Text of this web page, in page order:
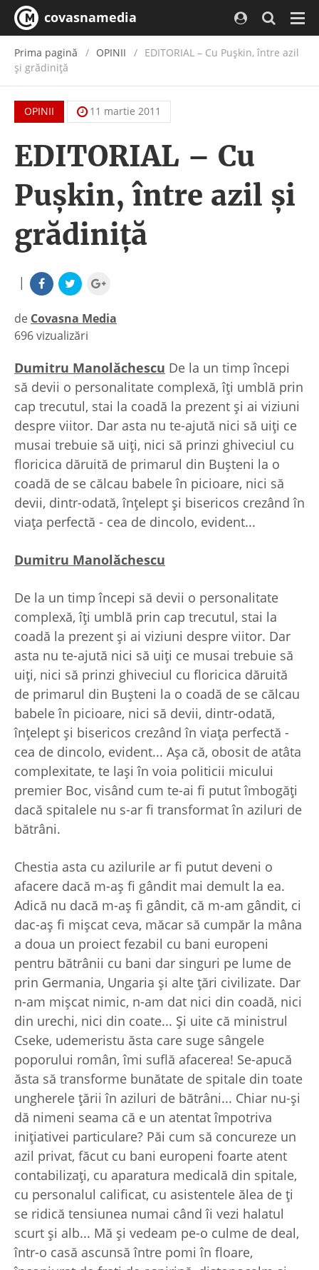
covasnamedia
Prima pagină OPINII
EDITORIAL – Cu Puşkin, între azil
şi grădiniţă
OPINII 11 martie 2011
EDITORIAL – Cu
Puşkin, între azil şi
grădiniţă
|
de Covasna Media
|
696 vizualizări
Dumitru Manolăchescu De la un timp începi
să devii o personalitate complexă, îţi umblă prin
cap trecutul, stai la coadă la prezent şi ai viziuni
despre viitor. Dar asta nu te-ajută nici să uiţi ce
musai trebuie să uiţi, nici să prinzi ghiveciul cu
floricica dăruită de primarul din Buşteni la o
coadă de se călcau babele în picioare, nici să
devii, dintr-odată, înţelept şi bisericos crezând în
viaţa perfectă - cea de dincolo, evident...
Dumitru Manolăchescu
De la un timp începi să devii o personalitate
complexă, îţi umblă prin cap trecutul, stai la
coadă la prezent şi ai viziuni despre viitor. Dar
asta nu te-ajută nici să uiţi ce musai trebuie să
uiţi, nici să prinzi ghiveciul cu floricica dăruită
de primarul din Buşteni la o coadă de se călcau
babele în picioare, nici să devii, dintr-odată,
înţelept şi bisericos crezând în viaţa perfectă -
cea de dincolo, evident... Aşa că, obosit de atâta
complexitate, te laşi în voia politicii micului
premier Boc, visând cum te-ai fi putut îmbogăţi
dacă spitalele nu s-ar fi transformat în aziluri de
bătrâni.
Chestia asta cu azilurile ar fi putut deveni o
afacere dacă m-aş fi gândit mai demult la ea.
Adică nu dacă m-aş fi gândit, că m-am gândit, ci
dac-aş fi mişcat ceva, măcar să cumpăr la mâna
a doua un proiect fezabil cu bani europeni
pentru bătrânii cu bani dar singuri pe lume de
prin Germania, Ungaria şi alte ţări civilizate. Dar
n-am mişcat nimic, n-am dat nici din coadă, nici
din urechi, nici din coate... Şi uite că ministrul
Cseke, udemeristu ăsta care suge sângele
poporului român, îmi suflă afacerea! Se-apucă
ăsta să transforme bunătate de spitale din toate
ungherele ţării în aziluri de bătrâni... Chiar nu-şi
dă nimeni seama că e un atentat împotriva
iniţiativei particulare? Păi cum să concureze un
azil privat, făcut cu bani europeni foarte atent
contabilizaţi, cu aparatura medicală din spitale,
cu personalul calificat, cu asistentele ălea de ţi
se ridică tensiunea numai când îi vezi halatul
scurt şi alb... Mă şi vedeam pe-o culme de deal,
într-o casă ascunsă între pomi în floare,